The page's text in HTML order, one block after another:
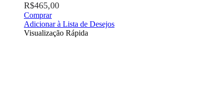
R$465,00
Comprar
Adicionar à Lista de Desejos
Visualização Rápida